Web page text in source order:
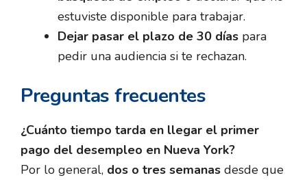
estuviste disponible para trabajar.
Dejar pasar el plazo de 30 días para
pedir una audiencia si te rechazan.
Preguntas frecuentes
¿Cuánto tiempo tarda en llegar el primer
pago del desempleo en Nueva York?
Por lo general, dos o tres semanas desde que